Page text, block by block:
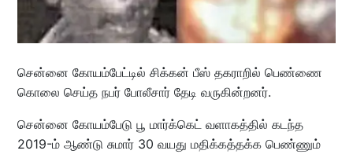
சென்னை கோயம்பேட்டில் சிக்கன் பீஸ் தகராறில் பெண்ணை
கொலை செய்த நபர் போலீசார் தேடி வருகின்றனர்.
சென்னை கோயம்பேடு பூ மார்க்கெட் வளாகத்தில் கடந்த
2019-ம் ஆண்டு சுமார் 30 வயது மதிக்கத்தக்க பெண்ணும்